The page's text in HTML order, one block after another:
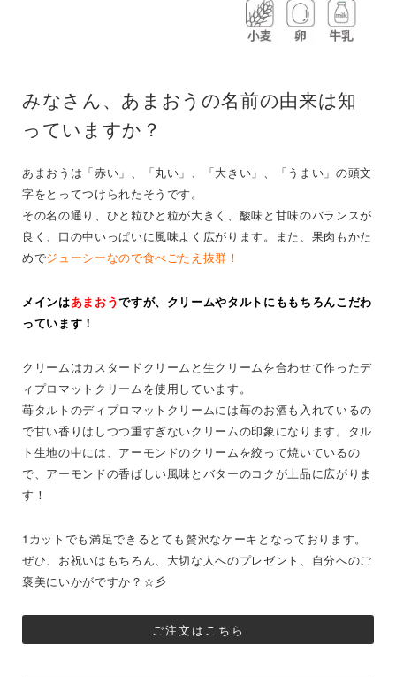
みなさん、あまおうの名前の由来は知
っていますか？
あまおうは「赤い」、「丸い」、「大きい」、「うまい」の頭文
字をとってつけられたそうです。
その名の通り、ひと粒ひと粒が大きく、酸味と甘味のバランスが
良く、口の中いっぱいに風味よく広がります。また、果肉もかた
めでジューシーなので食べごたえ抜群！
メインはあまおうですが、クリームやタルトにももちろんこだわ
っています！
クリームはカスタードクリームと生クリームを合わせて作ったデ
ィプロマットクリームを使用しています。
苺タルトのディプロマットクリームには苺のお酒も入れているの
で甘い香りはしつつ重すぎないクリームの印象になります。タル
ト生地の中には、アーモンドのクリームを絞って焼いているの
で、アーモンドの香ばしい風味とバターのコクが上品に広がりま
す！
1カットでも満足できるとても贅沢なケーキとなっております。
ぜひ、お祝いはもちろん、大切な人へのプレゼント、自分へのご
褒美にいかがですか？☆彡
ご注文はこちら